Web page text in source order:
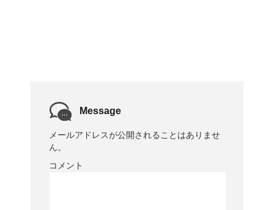
Message
メールアドレスが公開されることはありませ
ん。
コメント